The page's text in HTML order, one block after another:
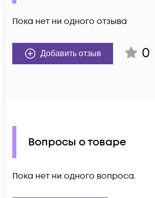
Пока нет ни одного отзыва
Добавить отзыв 0
Вопросы о товаре
Пока нет ни одного вопроса.